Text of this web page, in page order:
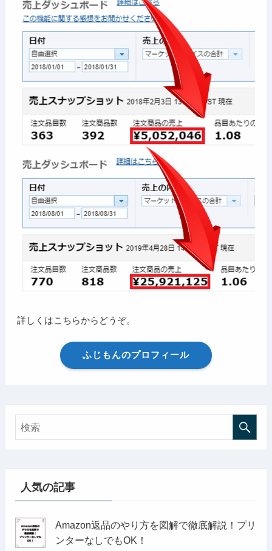
詳しくはこちらからどうぞ。
ふじもんのプロフィール
人気の記事
Amazon返品のやり方を図解で徹底解説！プリ
ンターなしでもOK！